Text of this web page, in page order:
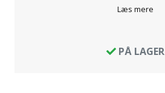
Læs mere
PÅ LAGER